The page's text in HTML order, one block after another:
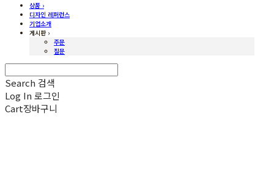
상품 ›
디자인 레퍼런스
기업소개
게시판 ›
주문
질문
Search 검색
Log In 로그인
Cart장바구니